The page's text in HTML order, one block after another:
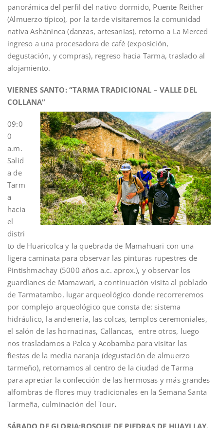
panorámica del perfil del nativo dormido, Puente Reither
(Almuerzo típico), por la tarde visitaremos la comunidad
nativa Asháninca (danzas, artesanías), retorno a La Merced
ingreso a una procesadora de café (exposición,
degustación, y compras), regreso hacia Tarma, traslado al
alojamiento.
VIERNES SANTO: “TARMA TRADICIONAL – VALLE DEL
COLLANA”
09:0
0
a.m.
Salid
a de
Tarm
a
hacia
el
distri
to de Huaricolca y la quebrada de Mamahuari con una
ligera caminata para observar las pinturas rupestres de
Pintishmachay (5000 años a.c. aprox.), y observar los
guardianes de Mamawari, a continuación visita al poblado
de Tarmatambo, lugar arqueológico donde recorreremos
por complejo arqueológico que consta de: sistema
hidráulico, la andenería, las colcas, templos ceremoniales,
el salón de las hornacinas, Callancas, entre otros, luego
nos trasladamos a Palca y Acobamba para visitar las
fiestas de la media naranja (degustación de almuerzo
tarmeño), retornamos al centro de la ciudad de Tarma
para apreciar la confección de las hermosas y más grandes
alfombras de flores muy tradicionales en la Semana Santa
Tarmeña, culminación del Tour.
SÁBADO DE GLORIA:BOSQUE DE PIEDRAS DE HUAYLLAY.